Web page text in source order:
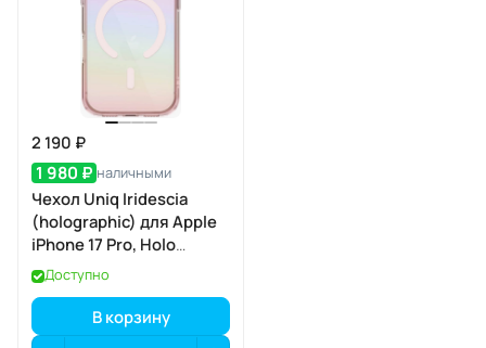
2 190 ₽
1 980 ₽ наличными
Чехол Uniq Iridescia
(holographic) для Apple
iPhone 17 Pro, Holo
Quartz
(голографический
кварц), MagSafe
Доступно
В корзину